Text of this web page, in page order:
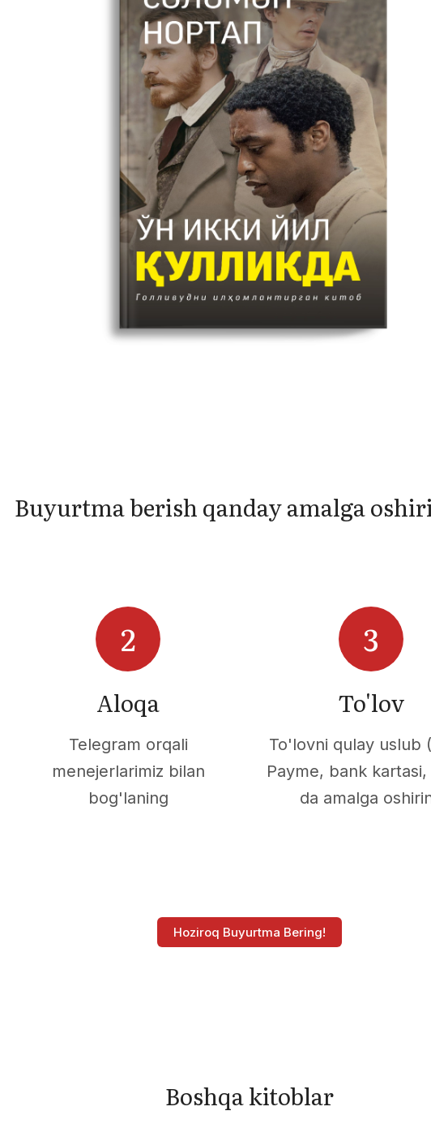
Buyurtma berish qanday amalga
Aloqa
Telegram orqali
menejerlarimiz bilan
bog'laning
To'lov
To'lovni qulay uslub
Payme, bank kartasi,
da amalga
Hoziroq Buyurtma Bering!
Boshqa kitoblar